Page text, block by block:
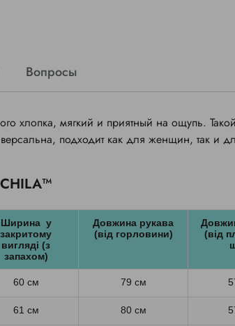
Вопросы
хлопка, мягкий и приятный на ощупь.
подходит как для женщин, так и
Ширина у
закритому
вигляді (з
запахом)
Довжина рукава
(від горловини)
(від
60 см 79 см
61 см 80 см